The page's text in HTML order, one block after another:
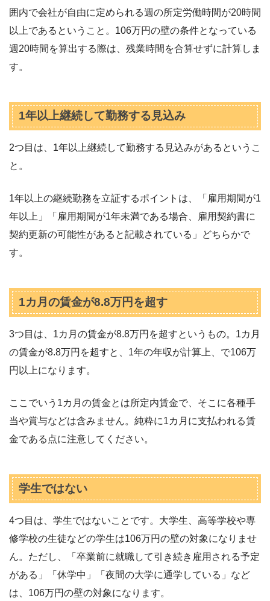
囲内で会社が自由に定められる週の所定労働時間が20時間
以上であるということ。106万円の壁の条件となっている
週20時間を算出する際は、残業時間を合算せずに計算しま
す。
1年以上継続して勤務する見込み
2つ目は、1年以上継続して勤務する見込みがあるというこ
と。
1年以上の継続勤務を立証するポイントは、「雇用期間が1
年以上」「雇用期間が1年未満である場合、雇用契約書に
契約更新の可能性があると記載されている」どちらかで
す。
1カ月の賃金が8.8万円を超す
3つ目は、1カ月の賃金が8.8万円を超すというもの。1カ月
の賃金が8.8万円を超すと、1年の年収が計算上、で106万
円以上になります。
ここでいう1カ月の賃金とは所定内賃金で、そこに各種手
当や賞与などは含みません。純粋に1カ月に支払われる賃
金である点に注意してください。
学生ではない
4つ目は、学生ではないことです。大学生、高等学校や専
修学校の生徒などの学生は106万円の壁の対象になりませ
ん。ただし、「卒業前に就職して引き続き雇用される予定
がある」「休学中」「夜間の大学に通学している」など
は、106万円の壁の対象になります。